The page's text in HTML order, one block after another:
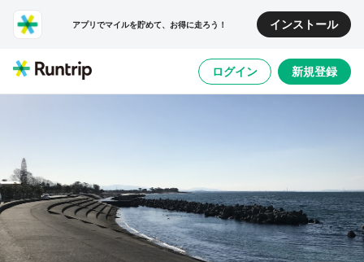
アプリでマイルを貯めて、お得に走ろう！ インストール
ログイン 新規登録